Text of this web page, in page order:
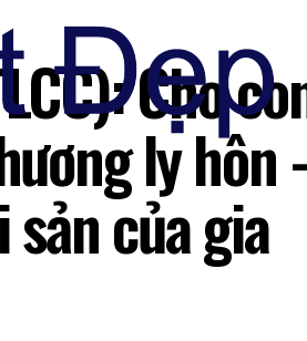
Cho
ly hôn
của gia